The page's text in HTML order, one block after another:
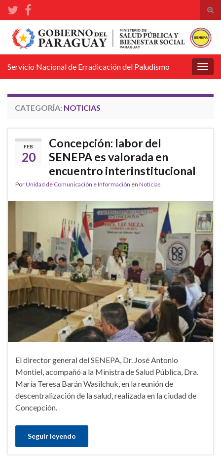
el
de
Search for:
la
Servicio Nacional de Erradicación del Paludismo
CATEGORÍA: NOTICIAS
FEB
20
Concepción: labor del
SENEPA es valorada en
encuentro interinstitucional
PorUnidad de Comunicación e Información en Noticias
El director general del SENEPA, Dr. José Antonio
Montiel, acompañó a la Ministra de Salud Pública, Dra.
María Teresa Barán Wasilchuk, en la reunión de
descentralización de la salud, realizada en la ciudad de
Concepción.
Seguir leyendo